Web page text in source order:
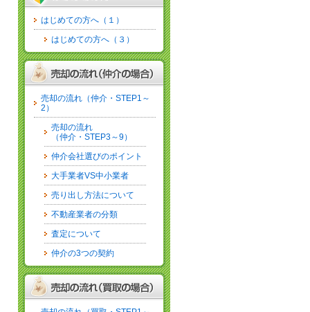
はじめての方へ（１）
はじめての方へ（３）
売却の流れ（仲介・STEP1～
2）
売却の流れ
（仲介・STEP3～9）
仲介会社選びのポイント
大手業者VS中小業者
売り出し方法について
不動産業者の分類
査定について
仲介の3つの契約